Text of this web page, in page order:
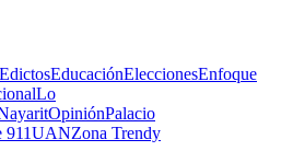
EdictosEducaciónEleccionesEnfoque
Lo
OpiniónPalacio
911UANZona Trendy